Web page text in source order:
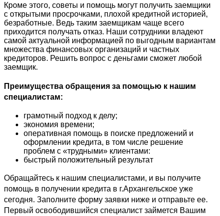
Кроме этого, советы и помощь могут получить заемщики
с открытыми просрочками, плохой кредитной историей,
безработные. Ведь таким заемщикам чаще всего
приходится получать отказ. Наши сотрудники владеют
самой актуальной информацией по выгодным вариантам
множества финансовых организаций и частных
кредиторов. Решить вопрос с деньгами сможет любой
заемщик.
Преимущества обращения за помощью к нашим
специалистам:
грамотный подход к делу;
экономия времени;
оперативная помощь в поиске предложений и
оформлении кредита, в том числе решение
проблем с «трудными» клиентами:
быстрый положительный результат
Обращайтесь к нашим специалистами, и вы получите
помощь в получении кредита в г.Архангельское уже
сегодня. Заполните форму заявки ниже и отправьте ее.
Первый освободившийся специалист займется Вашим